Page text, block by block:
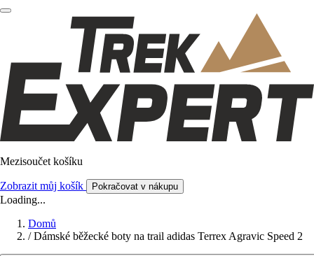
Mezisoučet košíku
Zobrazit můj košík Pokračovat v nákupu
Loading...
Domů
/ Dámské běžecké boty na trail adidas Terrex Agravic Speed 2